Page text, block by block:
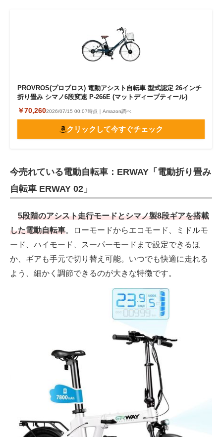
PROVROS(プロブロス) 電動アシスト自転車 型式認定 26インチ
折り畳み シマノ6段変速 P-266E (マットディープティール)
￥70,2602026/07/15 00:07時点｜Amazon調べ
クリックして今すぐチェック
今売れている電動自転車：ERWAY「電動折り畳み
自転車 ERWAY 02」
5段階のアシスト走行モードとシマノ製8段ギアを搭載
した電動自転車。ローモードからエコモード、ミドルモ
ード、ハイモード、スーパーモードまで設定できるほ
か、ギアも手元で切り替え可能。いつでも快適に走れる
よう、細かく調節できるのが大きな特徴です。